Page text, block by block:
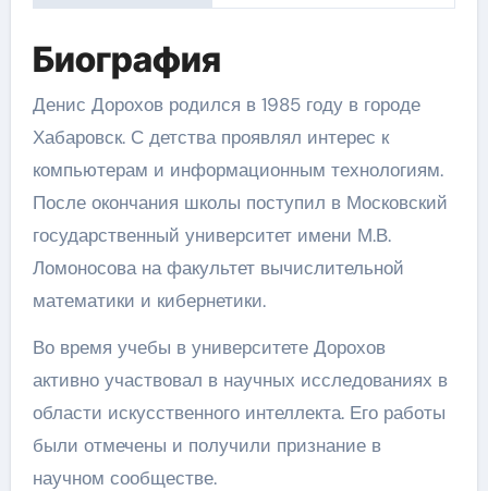
Биография
Денис Дорохов родился в 1985 году в городе
Хабаровск. С детства проявлял интерес к
компьютерам и информационным технологиям.
После окончания школы поступил в Московский
государственный университет имени М.В.
Ломоносова на факультет вычислительной
математики и кибернетики.
Во время учебы в университете Дорохов
активно участвовал в научных исследованиях в
области искусственного интеллекта. Его работы
были отмечены и получили признание в
научном сообществе.